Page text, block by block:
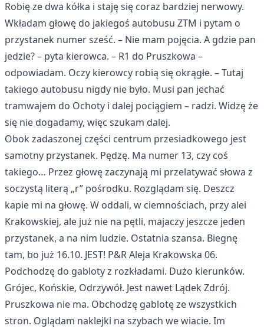
Robię ze dwa kółka i staję się coraz bardziej nerwowy.
Wkładam głowę do jakiegoś autobusu ZTM i pytam o
przystanek numer sześć. – Nie mam pojęcia. A gdzie pan
jedzie? – pyta kierowca. – R1 do Pruszkowa –
odpowiadam. Oczy kierowcy robią się okrągłe. – Tutaj
takiego autobusu nigdy nie było. Musi pan jechać
tramwajem do Ochoty i dalej pociągiem – radzi. Widzę że
się nie dogadamy, więc szukam dalej.
Obok zadaszonej części centrum przesiadkowego jest
samotny przystanek. Pędzę. Ma numer 13, czy coś
takiego… Przez głowę zaczynają mi przelatywać słowa z
soczystą literą „r” pośrodku. Rozglądam się. Deszcz
kapie mi na głowę. W oddali, w ciemnościach, przy alei
Krakowskiej, ale już nie na pętli, majaczy jeszcze jeden
przystanek, a na nim ludzie. Ostatnia szansa. Biegnę
tam, bo już 16.10. JEST! P&R Aleja Krakowska 06.
Podchodzę do gabloty z rozkładami. Dużo kierunków.
Grójec, Końskie, Odrzywół. Jest nawet Lądek Zdrój.
Pruszkowa nie ma. Obchodzę gablotę ze wszystkich
stron. Oglądam naklejki na szybach we wiacie. Im